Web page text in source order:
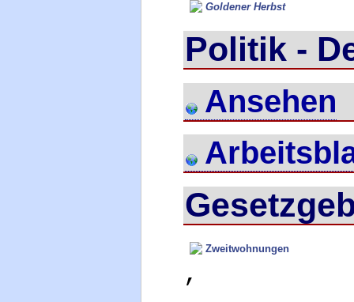
Goldener Herbst
Politik -
Ansehen
Zweitwohnungen
,